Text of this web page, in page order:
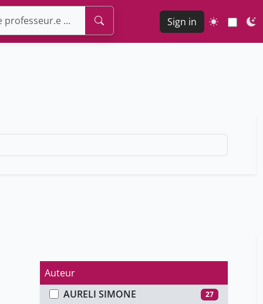
Sign in
Auteur
AURELI SIMONE
27
Type de média